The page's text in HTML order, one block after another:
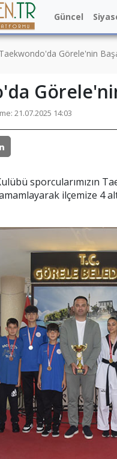
Güncel
Taekwondo'da Görele'nin
21.07.2025 14:03
sporcularımızın
ilçemize 4